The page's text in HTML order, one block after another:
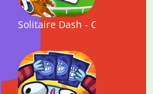
Game
Solitaire Dash - Card Game